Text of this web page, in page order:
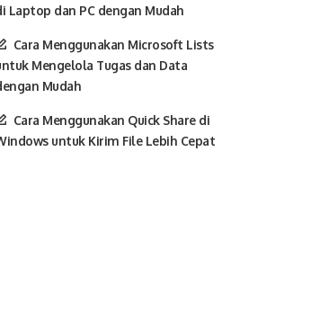
Laptop dan PC dengan Mudah
Cara Menggunakan Microsoft Lists
Mengelola Tugas dan Data
Mudah
Cara Menggunakan Quick Share di
untuk Kirim File Lebih Cepat